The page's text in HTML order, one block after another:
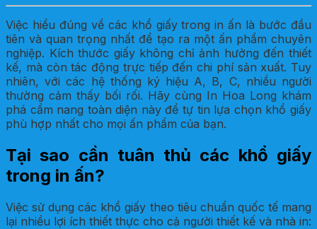
Việc hiểu đúng về các khổ giấy trong in ấn là bước đầu
tiên và quan trọng nhất để tạo ra một ấn phẩm chuyên
nghiệp. Kích thước giấy không chỉ ảnh hưởng đến thiết
kế, mà còn tác động trực tiếp đến chi phí sản xuất. Tuy
nhiên, với các hệ thống ký hiệu A, B, C, nhiều người
thường cảm thấy bối rối. Hãy cùng In Hoa Long khám
phá cẩm nang toàn diện này để tự tin lựa chọn khổ giấy
phù hợp nhất cho mọi ấn phẩm của bạn.
Tại sao cần tuân thủ các khổ giấy
trong in ấn?
Việc sử dụng các khổ giấy theo tiêu chuẩn quốc tế mang
lại nhiều lợi ích thiết thực cho cả người thiết kế và nhà in: